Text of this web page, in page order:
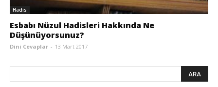
Hadis
Esbabı Nüzul Hadisleri Hakkında Ne
Düşünüyorsunuz?
Dini Cevaplar - 13 Mart 2017